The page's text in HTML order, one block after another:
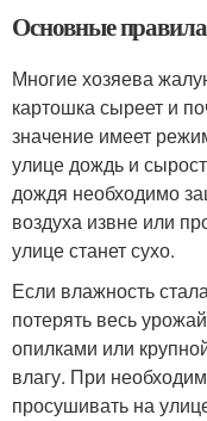
Основные
Многие хозяева
картошка сыреет и
значение имеет
улице дождь и
дождя необходимо
воздуха извне или
улице станет сухо.
Если влажность
потерять весь
опилками или
влагу. При
просушивать на